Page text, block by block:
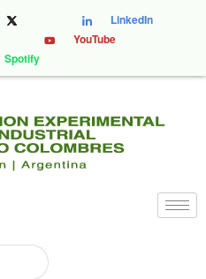
LinkedIn
YouTube
Spotify